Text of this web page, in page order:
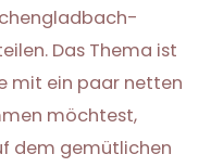
Das Thema ist
mit ein paar netten
möchtest,
dem gemütlichen